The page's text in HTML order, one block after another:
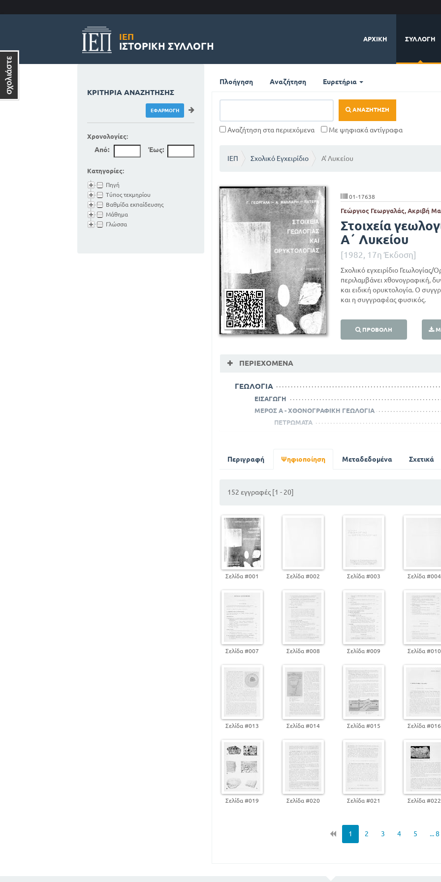
ΙΕΠ
ΙΣΤΟΡΙΚΉ ΣΥΛΛΟΓΉ
ΑΡΧΙΚΉ ΣΥΛΛΟΓΉ
Πλοήγηση Αναζήτηση Ευρετήρια
ΑΝΑΖΉΤΗΣΗ
Αναζήτηση στα περιεχόμενα Με ψηφιακά αντίγραφα
ΙΕΠ Σχολικό Εγχειρίδιο Α' Λυκείου
01-17638
Γεώργιος Γεωργαλάς, Ακριβή
Στοιχεία
Α΄ Λυκείου
[1982, 17η Έκδοση]
Σχολικό εγχειρίδιο Γεωλογίας/
περιλαμβάνει χθονογραφική,
και ειδική ορυκτολογία. Ο
και η συγγραφέας φυσικός.
ΠΡΟΒΟΛΉ
ΠΕΡΙΕΧΌΜΕΝΑ
ΓΕΩΛΟΓΙΑ
ΕΙΣΑΓΩΓΗ
ΜΕΡΟΣ Α - ΧΘΟΝΟΓΡΑΦΙΚΗ ΓΕΩΛΟΓΙΑ
ΠΕΤΡΩΜΑΤΑ
ΟΡΥΚΤΑ ΚΑΙ ΜΕΤΑΛΛΕΥΜΑΤΑ
ΜΕΡΟΣ Β - ΔΥΝΑΜΙΚΗ ΓΕΩΛΟΓΙΑ
ΓΕΩΛΟΓΙΚΗ ΕΝΕΡΓΕΙΑ ΤΟΥ ΕΝΟΡΓΑΝΟΥ ΚΟΣΜΟΥ
ΕΝΔΟΓΕΝΕΙΣ ΠΑΡΑΓΟΝΤΕΣ
Α. ΓΗΓΕΝΗΣ ΘΕΡΜΟΤΗΣ
ΜΕΡΟΣ Γ.- ΙΣΤΟΡΙΚΗ ΓΕΩΛΟΓΙΑ
ΚΟΣΜΙΚΟΣ ΑΙΩΝ Η ΠΡΟΓΕΩΛΟΓΙΚΟΙ ΧΡΟΝΟΙ
ΟΡΥΚΤΟΛΟΓΙΑ
ΜΕΡΟΣ Α - ΓΕΝΙΚΟ
ΣΧΗΜΑ ΟΡΥΚΤΩΝ
ΜΕΡΟΣ Β - ΕΙΔΙΚΟ
ΚΛΑΣΗ ΦΩΣΦΟΡΙΚΑ - ΘΕΙΙΚΑ ΚΑΙ ΦΘΟΡΙΟΥΧΑ
Ο ΟΡΥΚΤΟΣ ΠΛΟΥΤΟΣ ΤΗΣ ΕΛΛΑΔΟΣ
ΓΕΩΛΟΓΙΑ
ΕΙΣΑΓΩΓΗ
ΜΕΡΟΣ Α - ΧΘΟΝΟΓΡΑΦΙΚΗ ΓΕΩΛΟΓΙΑ
Α. ΠΕΤΡΟΓΡΑΦΙΑ - ΠΕΤΡΟΦΕΝΕΣΗ
ΠΕΤΡΩΜΑΤΑ
Β. ΜΑΓΜΑΤΟΓΕΝΗ Η ΕΚΡΗΞΙΓΕΝΗ Η
ΚΡΥΣΤΑΛΛΟΣΧΙΣΤΩΔΗ Η ΜΕΤΑΜΟΡΦΟΣΙΓΕΝΗ
Περιγραφή Ψηφιοποίηση Μεταδεδομένα Σχετικά
152 εγγραφές [1 - 20]
Σελίδα #001 Σελίδα #002 Σελίδα #003 Σελίδα #004
Σελίδα #007 Σελίδα #008 Σελίδα #009 Σελίδα #010
Σελίδα #013 Σελίδα #014 Σελίδα #015 Σελίδα #016
Σελίδα #019 Σελίδα #020 Σελίδα #021 Σελίδα #022
1 2 3 4 5 ... 8
ΚΡΙΤΉΡΙΑ ΑΝΑΖΉΤΗΣΗΣ
Χρονολογίες:
Από: Έως:
Κατηγορίες:
Πηγή
Τύπος τεκμηρίου
Βαθμίδα εκπαίδευσης
Μάθημα
Γλώσσα